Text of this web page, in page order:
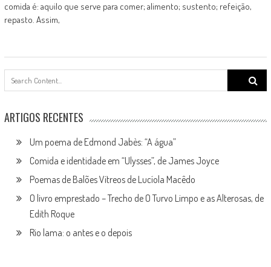
comida é: aquilo que serve para comer; alimento; sustento; refeição,
repasto. Assim,
Search
for:
ARTIGOS RECENTES
Um poema de Edmond Jabès: “A água”
Comida e identidade em “Ulysses”, de James Joyce
Poemas de Balões Vítreos de Lucíola Macêdo
O livro emprestado – Trecho de O Turvo Limpo e as Alterosas, de
Edith Roque
Rio lama: o antes e o depois